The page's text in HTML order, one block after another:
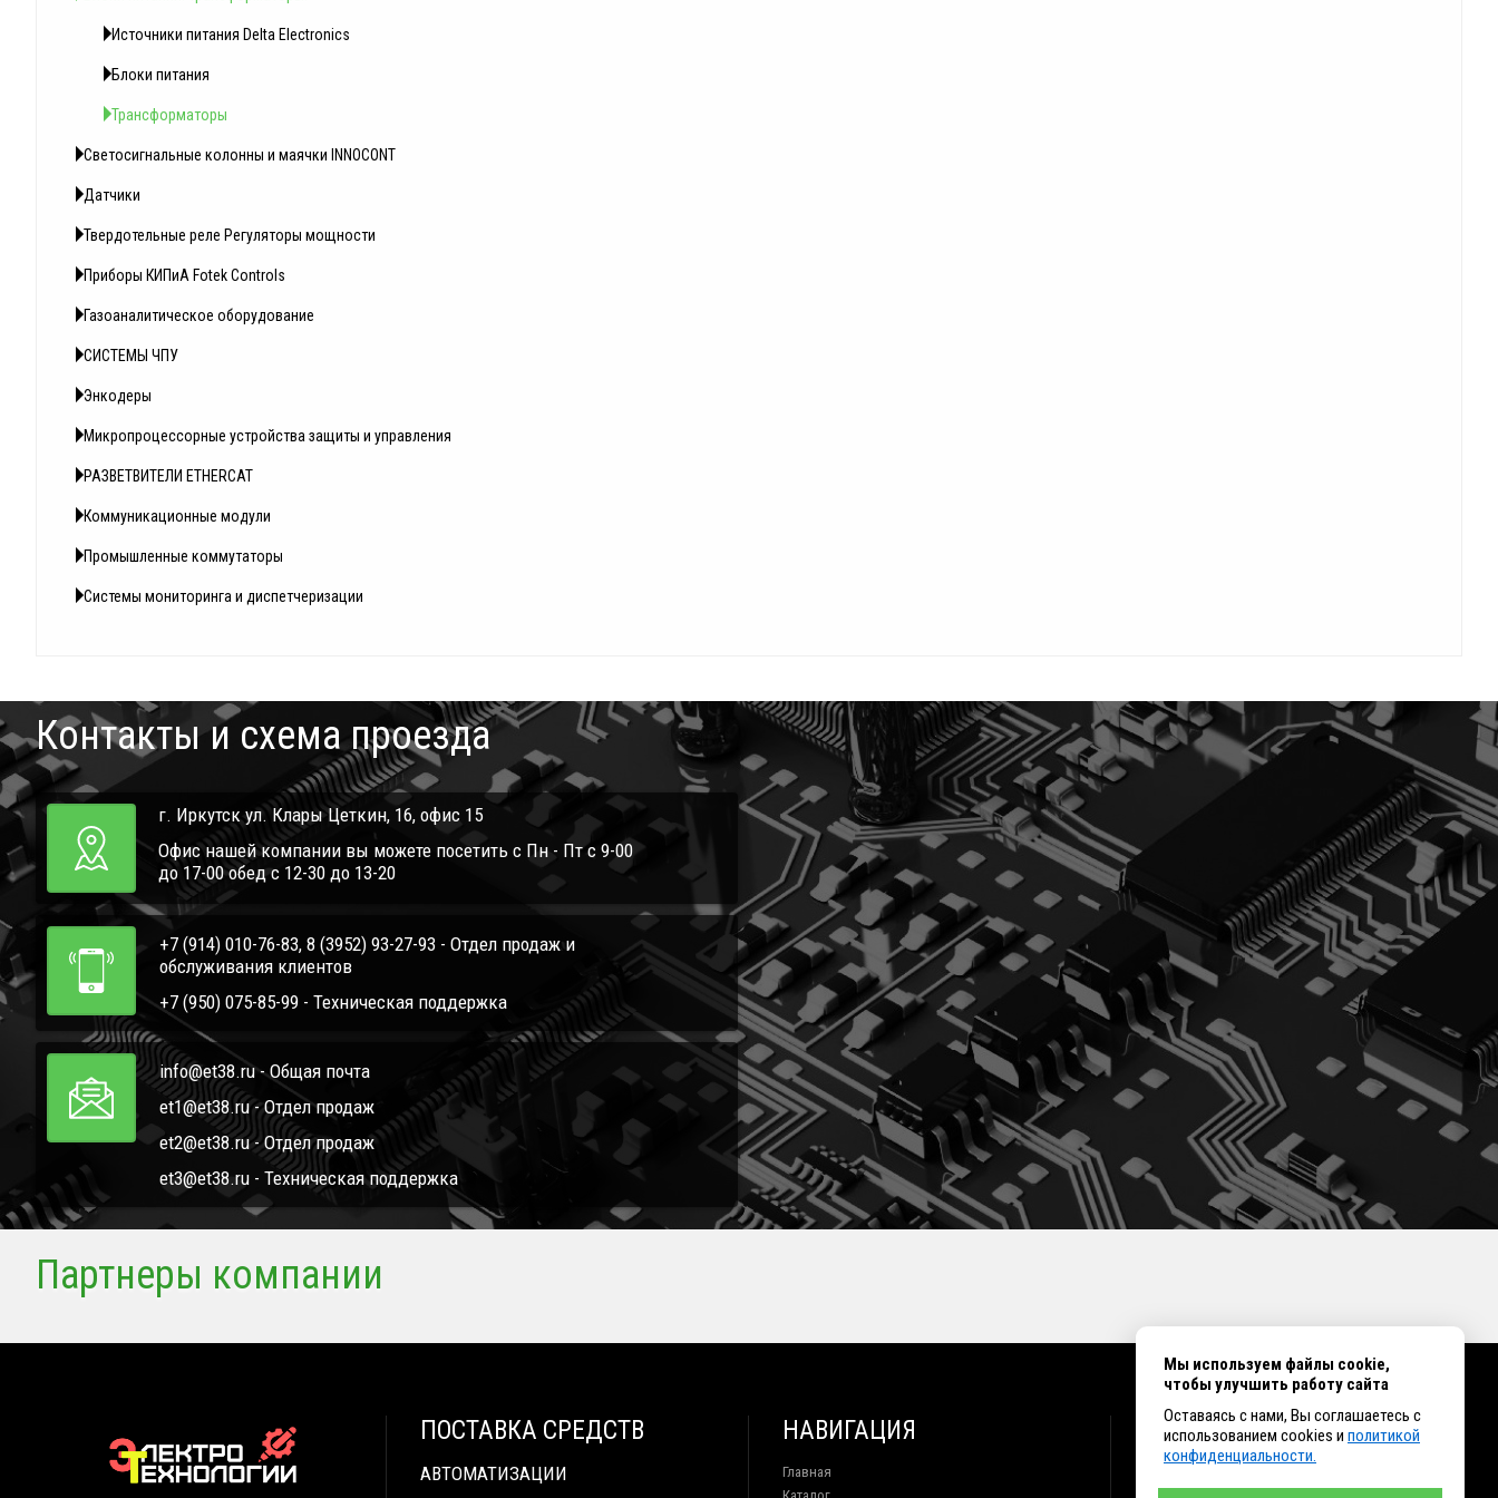
Источники питания Delta Electronics
Блоки питания
Трансформаторы
Светосигнальные колонны и маячки INNOCONT
Датчики
Твердотельные реле Регуляторы мощности
Приборы КИПиА Fotek Controls
Газоаналитическое оборудование
СИСТЕМЫ ЧПУ
Энкодеры
Микропроцессорные устройства защиты и управления
РАЗВЕТВИТЕЛИ ETHERCAT
Коммуникационные модули
Промышленные коммутаторы
Системы мониторинга и диспетчеризации
Контакты и схема проезда
г. Иркутск ул. Клары Цеткин, 16, офис 15
Офис нашей компании вы можете посетить с Пн - Пт с 9-00
до 17-00 обед с 12-30 до 13-20
+7 (914) 010-76-83, 8 (3952) 93-27-93 - Отдел продаж и
обслуживания клиентов
+7 (950) 075-85-99 - Техническая поддержка
info@et38.ru - Общая почта
et1@et38.ru - Отдел продаж
et2@et38.ru - Отдел продаж
et3@et38.ru - Техническая поддержка
Партнеры компании
ПОСТАВКА СРЕДСТВ
АВТОМАТИЗАЦИИ
НАВИГАЦИЯ
Главная
КОНТАКТЫ
+7 (914) 010-76-83, 8 (3952) 93-27-93 - Отдел
Мы используем файлы cookie,
чтобы улучшить работу сайта
Оставаясь с нами, Вы соглашаетесь с
использованием cookies и политикой
конфиденциальности.